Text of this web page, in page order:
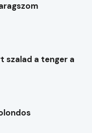
szalad a tenger a